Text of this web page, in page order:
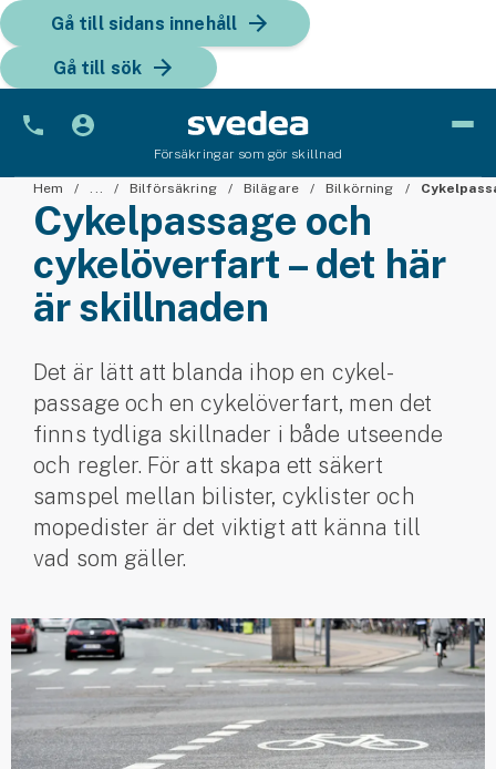
Gå till sidans innehåll
Gå till sök
Försäkringar som gör skillnad
Bil
Bilförsäkring
Bilförsäkring för företag
Fordon
Snöskoterförsäkring
ATV-försäkring
Släpvagnsförsäkring
Husvagnsförsäkring
Motorcykel
Mc-försäkring
Märkesförsäkringar
Båtförsäkring
Hem ... Bilförsäkring Bilägare Bilkörning
Cykelpassage och
cykelöverfart – det här
är skillnaden
Det är lätt att blanda ihop en cykel­
passage och en cykelöverfart, men det
finns tydliga skillnader i både utseende
och regler. För att skapa ett säkert
samspel mellan bilister, cyklister och
mopedister är det viktigt att känna till
vad som gäller.